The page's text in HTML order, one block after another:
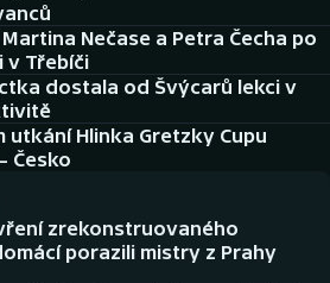
Nečase a Petra Čecha po
v Třebíči
dostala od Švýcarů lekci v
utkání Hlinka Gretzky Cupu
Česko
zrekonstruovaného
porazili mistry z Prahy